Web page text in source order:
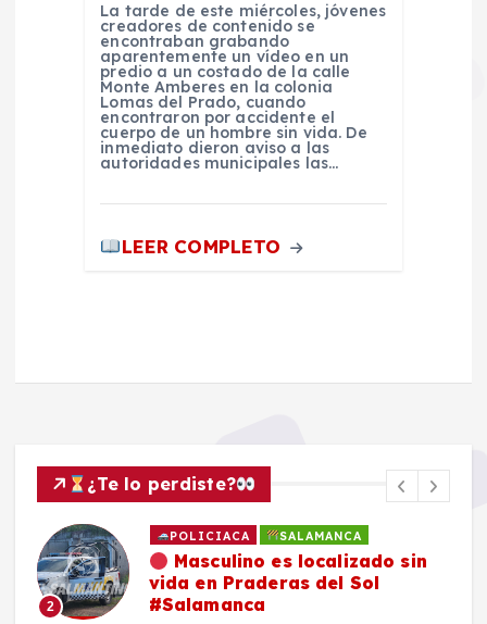
La tarde de este miércoles, jóvenes
creadores de contenido se
encontraban grabando
aparentemente un vídeo en un
predio a un costado de la calle
Monte Amberes en la colonia
Lomas del Prado, cuando
encontraron por accidente el
cuerpo de un hombre sin vida. De
inmediato dieron aviso a las
autoridades municipales las…
LEER COMPLETO
¿Te lo perdiste?
2
POLICIACA SALAMANCA
Masculino es localizado sin
vida en Praderas del Sol
#Salamanca